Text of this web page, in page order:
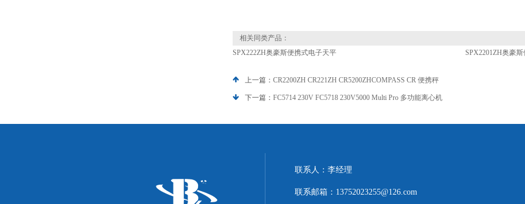
相关同类产品：
SPX222ZH奥豪斯便携式电子天平
SPX2201ZH奥豪
上一篇： CR2200ZH CR221ZH CR5200ZHCOMPASS CR 便携秤
下一篇： FC5714 230V FC5718 230V5000 Multi Pro 多功能离心机
联系人：李经理
联系邮箱：13752023255@126.com